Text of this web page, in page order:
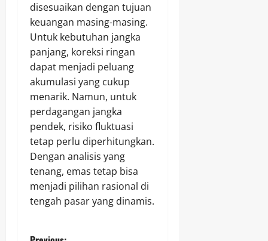
disesuaikan dengan tujuan
keuangan masing-masing.
Untuk kebutuhan jangka
panjang, koreksi ringan
dapat menjadi peluang
akumulasi yang cukup
menarik. Namun, untuk
perdagangan jangka
pendek, risiko fluktuasi
tetap perlu diperhitungkan.
Dengan analisis yang
tenang, emas tetap bisa
menjadi pilihan rasional di
tengah pasar yang dinamis.